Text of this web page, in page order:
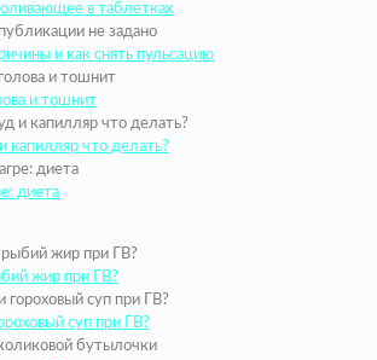
в таблетках
и как снять пульсацию
и тошнит
капилляр что делать?
диета
жир при ГВ?
суп при ГВ?